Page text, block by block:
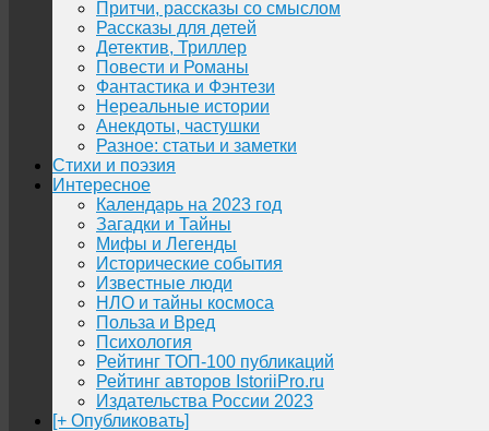
Притчи, рассказы со смыслом
Рассказы для детей
Детектив, Триллер
Повести и Романы
Фантастика и Фэнтези
Нереальные истории
Анекдоты, частушки
Разное: статьи и заметки
Стихи и поэзия
Интересное
Календарь на 2023 год
Загадки и Тайны
Мифы и Легенды
Исторические события
Известные люди
НЛО и тайны космоса
Польза и Вред
Психология
Рейтинг ТОП-100 публикаций
Рейтинг авторов IstoriiPro.ru
Издательства России 2023
[+ Опубликовать]